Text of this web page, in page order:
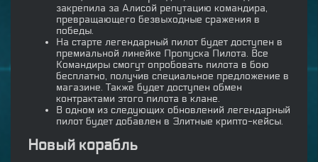
закрепила за Алисой репутацию командира,
превращающего безвыходные сражения в
победы.
На старте легендарный пилот будет доступен в
премиальной линейке Пропуска Пилота. Все
Командиры смогут опробовать пилота в бою
бесплатно, получив специальное предложение в
магазине. Также будет доступен обмен
контрактами этого пилота в клане.
В одном из следующих обновлений легендарный
пилот будет добавлен в Элитные крипто-кейсы.
Новый корабль